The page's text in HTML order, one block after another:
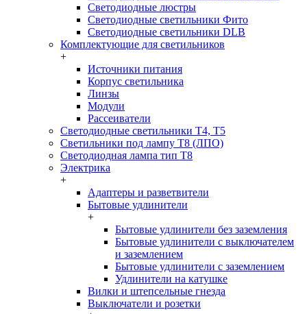
Светодиодные люстры
Светодиодные светильники Фито
Светодиодные светильники DLB
Комплектующие для светильников
+
Источники питания
Корпус светильника
Линзы
Модули
Рассеиватели
Светодиодные светильники T4, T5
Светильники под лампу Т8 (ЛПО)
Светодиодная лампа тип T8
Электрика
+
Адаптеры и разветвители
Бытовые удлинители
+
Бытовые удлинители без заземления
Бытовые удлинители с выключателем
и заземлением
Бытовые удлинители с заземлением
Удлинители на катушке
Вилки и штепсельные гнезда
Выключатели и розетки